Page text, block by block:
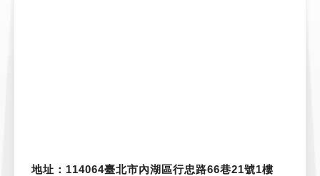
地址： 114064臺北市內湖區行忠路66巷21號1樓